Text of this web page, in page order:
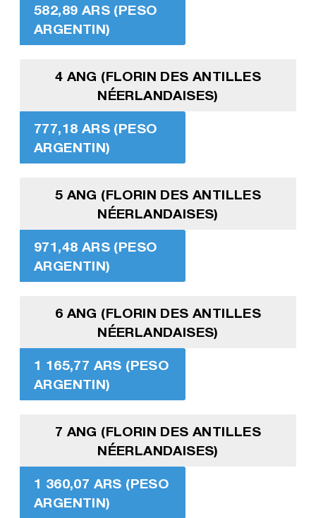
582,89 ARS (PESO
ARGENTIN)
4 ANG (FLORIN DES ANTILLES
NÉERLANDAISES)
777,18 ARS (PESO
ARGENTIN)
5 ANG (FLORIN DES ANTILLES
NÉERLANDAISES)
971,48 ARS (PESO
ARGENTIN)
6 ANG (FLORIN DES ANTILLES
NÉERLANDAISES)
1 165,77 ARS (PESO
ARGENTIN)
7 ANG (FLORIN DES ANTILLES
NÉERLANDAISES)
1 360,07 ARS (PESO
ARGENTIN)